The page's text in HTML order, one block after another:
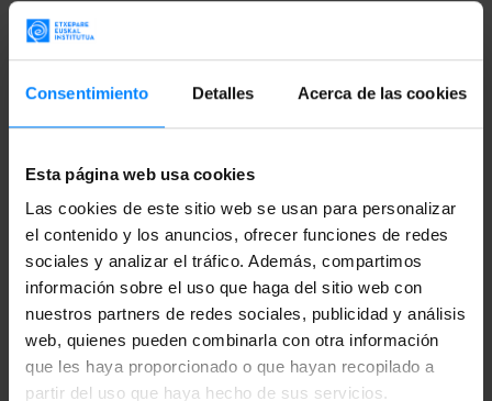
Consentimiento Detalles Acerca de las cookies
Esta página web usa cookies
Las cookies de este sitio web se usan para personalizar
el contenido y los anuncios, ofrecer funciones de redes
sociales y analizar el tráfico. Además, compartimos
información sobre el uso que haga del sitio web con
nuestros partners de redes sociales, publicidad y análisis
web, quienes pueden combinarla con otra información
que les haya proporcionado o que hayan recopilado a
partir del uso que haya hecho de sus servicios.
cine vascoen las salas Riverside Studios y Ciné Lumière de
Londres, desde el día 22 hasta el 29. En total, se podrán ver
cuatro películas vascas, dos largas y dos cortas. ‘Erase una
Se trata de la 13 edición de la sección Basque Window que
se celebra en el marco del London Spanish Film Festival.
‘Erase una vez en Euskadi ´, dirigida por Manu Gómez, se
emitirá el día 25, a las 18:40 horas, en Ciné Lumière,
después del corto ´Heltzear´, de Mikel Gurrea; ‘Maixabel
´ se emitirá el 28 de septiembre en Riverside Studios, a las